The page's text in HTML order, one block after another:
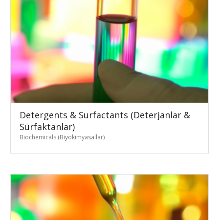
Detergents & Surfactants (Deterjanlar &
Sürfaktanlar)
Biochemicals (Biyokimyasallar)